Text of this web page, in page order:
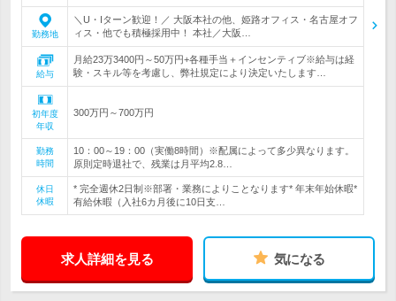
勤務地
＼U・Iターン歓迎！／ 大阪本社の他、姫路オフィス・名古屋オフ
ィス・他でも積極採用中！ 本社／大阪…
給与
月給23万3400円～50万円+各種手当＋インセンティブ※給与は経
験・スキル等を考慮し、弊社規定により決定いたします…
初年度
年収
300万円～700万円
勤務
時間
10：00～19：00（実働8時間）※配属によって多少異なります。
原則定時退社で、残業は月平均2.8…
休日
休暇
* 完全週休2日制※部署・業務によりことなります* 年末年始休暇*
有給休暇（入社6カ月後に10日支…
求人詳細を見る 気になる